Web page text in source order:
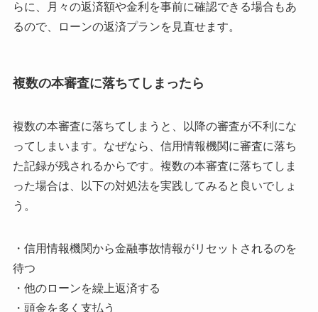
らに、月々の返済額や金利を事前に確認できる場合もあ
るので、ローンの返済プランを見直せます。
複数の本審査に落ちてしまったら
複数の本審査に落ちてしまうと、以降の審査が不利にな
ってしまいます。なぜなら、信用情報機関に審査に落ち
た記録が残されるからです。複数の本審査に落ちてしま
った場合は、以下の対処法を実践してみると良いでしょ
う。
・信用情報機関から金融事故情報がリセットされるのを
待つ
・他のローンを繰上返済する
・頭金を多く支払う